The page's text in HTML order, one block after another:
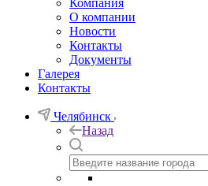
Компания
О компании
Новости
Контакты
Документы
Галерея
Контакты
Челябинск
Назад